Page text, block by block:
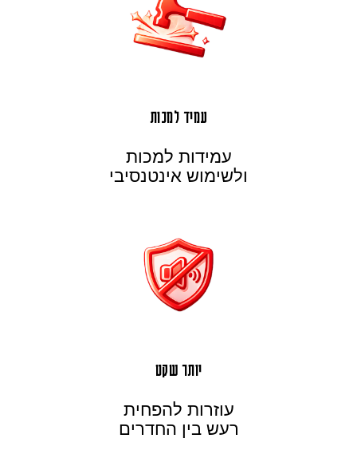
עמיד למכות
עמידות למכות
ולשימוש אינטנסיבי
יותר שקט
עוזרות להפחית
רעש בין החדרים